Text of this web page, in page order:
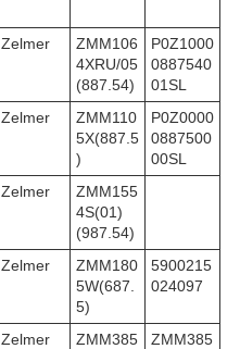
Zelmer
ZMM106
4XRU/05
(887.54)
P0Z1000
0887540
01SL
Zelmer
ZMM110
5X(887.5
)
P0Z0000
0887500
00SL
Zelmer
ZMM155
4S(01)
(987.54)
Zelmer
ZMM180
5W(687.
5)
5900215
024097
Zelmer
ZMM385
ZMM385